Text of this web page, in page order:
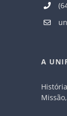
A
História